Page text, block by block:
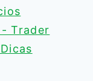
Trader